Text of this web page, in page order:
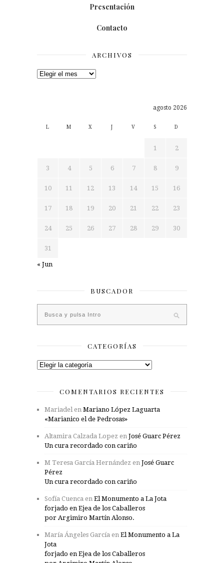
Presentación
Contacto
ARCHIVOS
Archivos
agosto 2026
L M X J V S D
1 2
3 4 5 6 7 8 9
10 11 12 13 14 15 16
17 18 19 20 21 22 23
24 25 26 27 28 29 30
31
« Jun
BUSCADOR
CATEGORÍAS
Categorías
COMENTARIOS RECIENTES
Mariadel en Mariano López Laguarta
«Marianico el de Pedrosas»
Altamira Calzada Lopez en José Guarc Pérez
Un cura recordado con cariño
M Teresa García Hernández en José Guarc
Pérez
Un cura recordado con cariño
Sofía Cuenca en El Monumento a La Jota
forjado en Ejea de los Caballeros
por Argimiro Martín Alonso.
María Ángeles García en El Monumento a La
Jota
forjado en Ejea de los Caballeros